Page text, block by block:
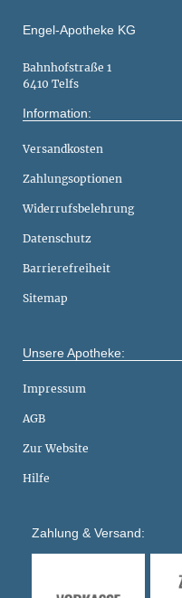
Engel-Apotheke KG
Bahnhofstraße 1
6410 Telfs
Information:
Versandkosten
Zahlungsoptionen
Widerrufsbelehrung
Datenschutz
Barrierefreiheit
Sitemap
Unsere Apotheke:
Impressum
AGB
Zur Website
Hilfe
Zahlung & Versand: